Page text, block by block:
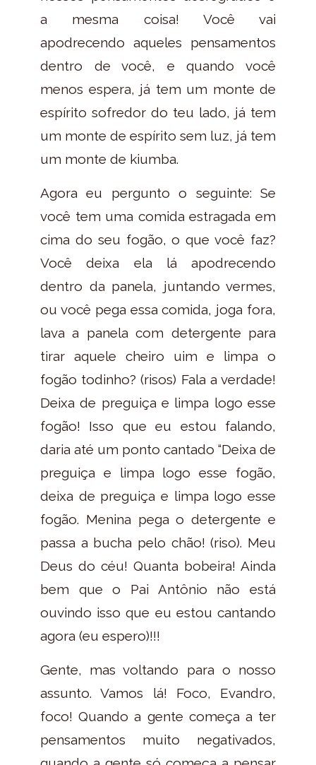
a mesma coisa! Você vai
apodrecendo aqueles pensamentos
dentro de você, e quando você
menos espera, já tem um monte de
espírito sofredor do teu lado, já tem
um monte de espírito sem luz, já tem
um monte de kiumba.
Agora eu pergunto o seguinte: Se
você tem uma comida estragada em
cima do seu fogão, o que você faz?
Você deixa ela lá apodrecendo
dentro da panela, juntando vermes,
ou você pega essa comida, joga fora,
lava a panela com detergente para
tirar aquele cheiro uim e limpa o
fogão todinho? (risos) Fala a verdade!
Deixa de preguiça e limpa logo esse
fogão! Isso que eu estou falando,
daria até um ponto cantado “Deixa de
preguiça e limpa logo esse fogão,
deixa de preguiça e limpa logo esse
fogão. Menina pega o detergente e
passa a bucha pelo chão! (riso). Meu
Deus do céu! Quanta bobeira! Ainda
bem que o Pai Antônio não está
ouvindo isso que eu estou cantando
agora (eu espero)!!!
Gente, mas voltando para o nosso
assunto. Vamos lá! Foco, Evandro,
foco! Quando a gente começa a ter
pensamentos muito negativados,